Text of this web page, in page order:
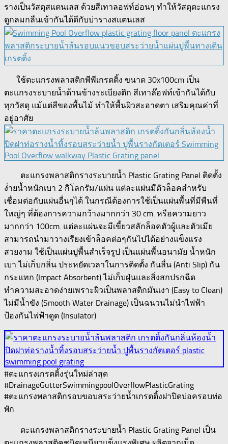
รางเป็นวัสดุสแตนเลส ด้วยสีเทาลอฟท์อ่อนๆ ทำให้วัสดุตะแกรง
ดูกลมกลืนเข้ากันได้ดีกับบ่ารางสแตนเลส
ใช้ตะแกรงพลาสติกพีพีเกรตติ้ง ขนาด 30x100cm เป็น
ตะแกรงระบายน้ำด้านข้างระเบียงตึก สีเทาล๊อฟท์เข้ากันได้กับ
ทุกวัสดุ แม้แต่สีของพื้นไม้ ทำให้พื้นผิวสะอาดตา เสริมคุณค่าที่
อยู่อาศัย
ตะแกรงพลาสติกรางระบายน้ำ Plastic Grating Panel ติดตั้ง
ง่่ายน้ำหนักเบา 2 กิโลกรัม/แผ่น แต่ละแผ่นมีตัวล็อคสำหรับ
เชื่อมต่อกับแผ่นอื่นๆได้ ในกรณีต้องการใช้เป็นแผ่นพื้นที่มีพืนที่
ใหญ่ๆ ที่ต้องการความกว้างมากกว่า 30 cm. หรือความยาว
มากกว่า 100cm. แต่ละแผ่นจะมีเขี้ยวสลักล็อคตัวผู้และตัวเมีย
สามารถนำมาวางเรียงเข้าล็อคต่อๆกันไปได้อย่างแข็งแรง
สวยงาม ใช้เป็นแผ่นปูพื้นสำเร็จรูป เป็นแผ่นพื้นอนามัย น้ำหนัก
เบา ไม่เก็บกลิ่น ประหยัดเวลาในการติดตั้ง กันลื่น (Anti Slip) กัน
กระแทก (Impact Absorbent) ไม่เก็บฝุ่นและสิ่งสกปรกฉีด
ทำความสะอาดง่ายเพราะผิวเป็นพลาสติกมันเงา (Easy to Clean)
ไม่มีน้ำขัง (Smooth Water Drainage) เป็นฉนวนไม่นำไฟฟ้า
ป้องกันไฟฟ้าดูด (Insulator)
#ตะแกรงเกรตติ้งรุ่นใหม่ล่าสุด
#DrainageGutterSwimmingpoolOverflowPlasticGrating
#ตะแกรงพลาสติกรอบขอบสระว่ายน้ำเกรตติ้งฝาปิดบ่อครอบท่อ
พัก
ตะแกรงพลาสติกรางระบายน้ำ Plastic Grating Panel เป็น